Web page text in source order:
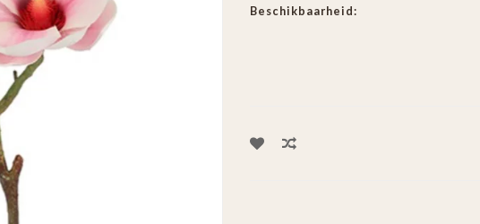
Beschikbaarheid: